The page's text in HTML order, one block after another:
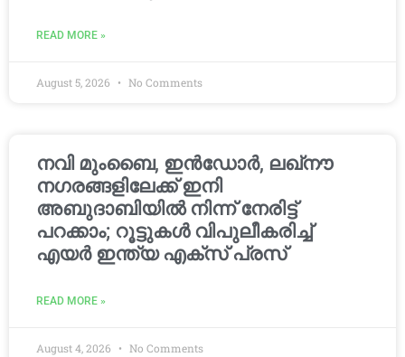
READ MORE »
August 5, 2026 No Comments
നവി മുംബൈ, ഇൻഡോർ, ലഖ്നൗ
നഗരങ്ങളിലേക്ക് ഇനി
അബുദാബിയിൽ നിന്ന് നേരിട്ട്
പറക്കാം; റൂട്ടുകൾ വിപുലീകരിച്ച്
എയർ ഇന്ത്യ എക്സ് പ്രസ്
READ MORE »
August 4, 2026 No Comments